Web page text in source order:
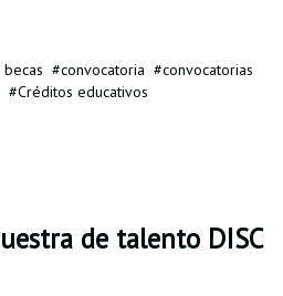
convocatoria
convocatorias
Créditos educativos
de talento DISC